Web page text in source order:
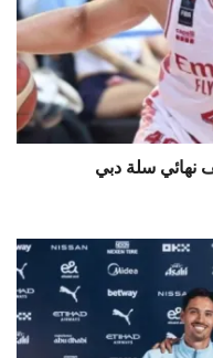
نهائي سلة دبي